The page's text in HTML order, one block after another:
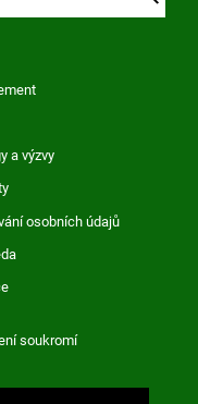
a výzvy
osobních údajů
soukromí